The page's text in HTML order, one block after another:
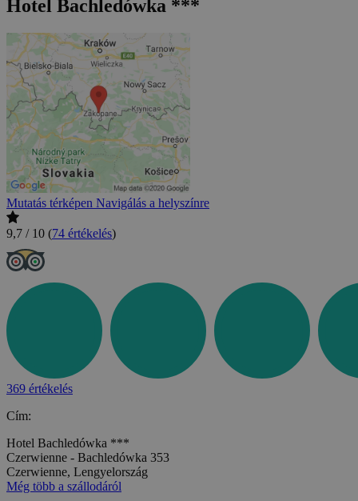
Hotel Bachledówka ***
Mutatás térképen Navigálás a helyszínre
9,7 / 10 (74 értékelés)
369 értékelés
Cím:
Hotel Bachledówka ***
Czerwienne - Bachledówka 353
Czerwienne, Lengyelország
Még több a szállodáról